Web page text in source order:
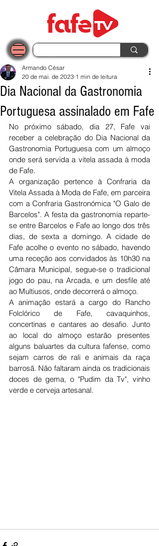
Dia Nacional da Gastronomia
Portuguesa assinalado em Fafe
Armando César
20 de mai. de 2023 1 min de leitura
No próximo sábado, dia 27, Fafe vai
receber a celebração do Dia Nacional da
Gastronomia Portuguesa com um almoço
onde será servida a vitela assada à moda
de Fafe.
A organização pertence à Confraria da
Vitela Assada à Moda de Fafe, em parceira
com a Confraria Gastronómica "O Galo de
Barcelos". A festa da gastronomia reparte-
se entre Barcelos e Fafe ao longo dos três
dias, de sexta a domingo. A cidade de
Fafe acolhe o evento no sábado, havendo
uma receção aos convidados às 10h30 na
Câmara Municipal, segue-se o tradicional
jogo do pau, na Arcada, e um desfile até
ao Multiusos, onde decorrerá o almoço.
A animação estará a cargo do Rancho
Folclórico de Fafe, cavaquinhos,
concertinas e cantares ao desafio. Junto
ao local do almoço estarão presentes
alguns baluartes da cultura fafense, como
sejam carros de rali e animais da raça
barrosã. Não faltaram ainda os tradicionais
doces de gema, o "Pudim da Tv", vinho
verde e cerveja artesanal.